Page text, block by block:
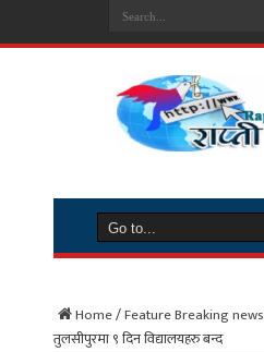
Home/Feature Breaking news
तुलसीपुरमा ९ दिन विद्यालयहरु बन्द